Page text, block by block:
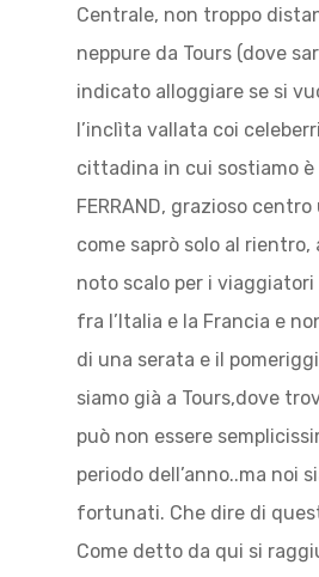
Centrale, non troppo
neppure da Tours (dove
indicato alloggiare se si
l’inclìta vallata coi
cittadina in cui sostiamo è
FERRAND, grazioso
come saprò solo al rientro,
noto scalo per i viaggiatori
fra l’Italia e la Francia e
di una serata e il
siamo già a Tours,dove
può non essere
periodo dell’anno..ma noi
fortunati. Che dire di
Come detto da qui si